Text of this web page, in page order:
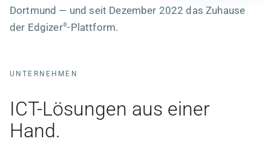
Dortmund — und seit Dezember 2022 das Zuhause
der Edgizer®-Plattform.
UNTERNEHMEN
ICT-Lösungen aus einer
Hand.